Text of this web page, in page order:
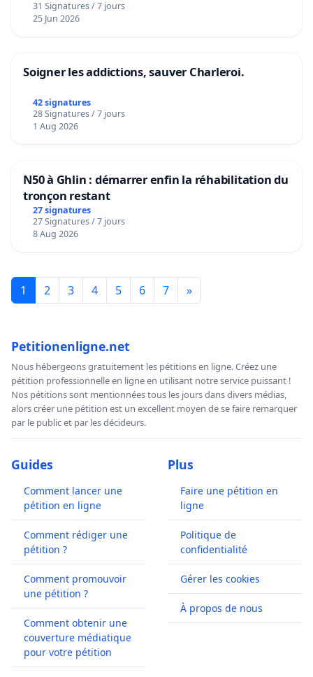
31 Signatures / 7 jours
25 Jun 2026
Soigner les addictions, sauver Charleroi.
42 signatures
28 Signatures / 7 jours
1 Aug 2026
N50 à Ghlin : démarrer enfin la réhabilitation du
tronçon restant
27 signatures
27 Signatures / 7 jours
8 Aug 2026
1 2 3 4 5 6 7 »
Petitionenligne.net
Nous hébergeons gratuitement les pétitions en ligne. Créez une
pétition professionnelle en ligne en utilisant notre service puissant !
Nos pétitions sont mentionnées tous les jours dans divers médias,
alors créer une pétition est un excellent moyen de se faire remarquer
par le public et par les décideurs.
Guides
Comment lancer une
pétition en ligne
Comment rédiger une
pétition ?
Comment promouvoir
une pétition ?
Comment obtenir une
couverture médiatique
pour votre pétition
Plus
Faire une pétition en
ligne
Politique de
confidentialité
Gérer les cookies
À propos de nous